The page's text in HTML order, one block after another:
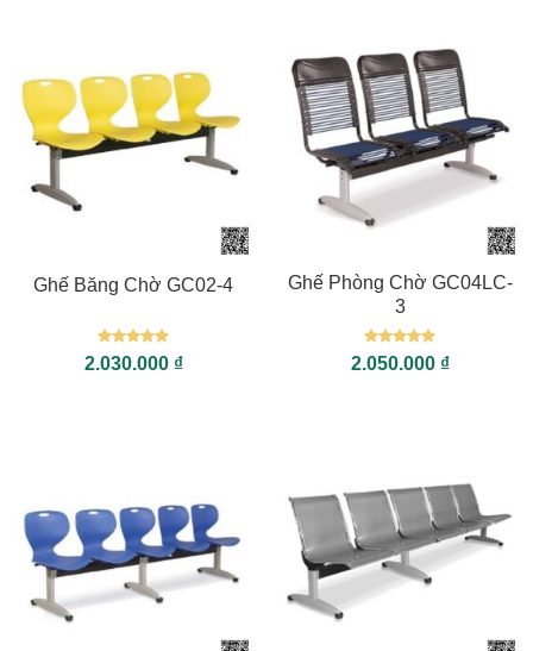
Ghế Băng Chờ GC02-4
Được xếp
hạng55
2.030.000 ₫
Ghế Phòng Chờ GC04LC-
3
Được xếp
hạng55
2.050.000 ₫